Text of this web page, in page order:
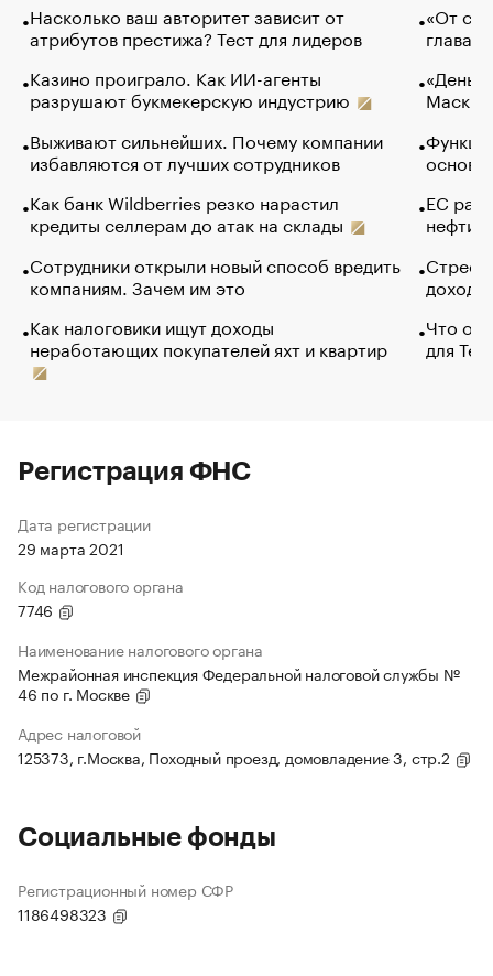
Насколько ваш авторитет зависит от
атрибутов престижа? Тест для лидеров
Казино проиграло. Как ИИ-агенты
разрушают букмекерскую индустрию
Выживают сильнейших. Почему компании
избавляются от лучших сотрудников
Как банк Wildberries резко нарастил
кредиты селлерам до атак на склады
Сотрудники открыли новый способ вредить
компаниям. Зачем им это
Как налоговики ищут доходы
неработающих покупателей яхт и квартир
«От
глава
Маск в
основ
ЕС
нефти
Что
для
Регистрация ФНС
Дата регистрации
29 марта 2021
Код налогового органа
7746
Наименование налогового органа
Межрайонная инспекция Федеральной налоговой службы №
46 по г. Москве
Адрес налоговой
125373, г.Москва, Походный проезд, домовладение 3, стр.2
Социальные фонды
Регистрационный номер СФР
1186498323